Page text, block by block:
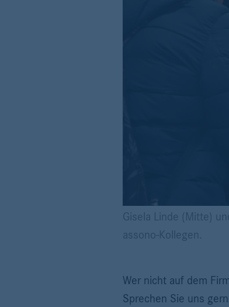
Gisela Linde (Mitte)
assono-Kollegen.
Wer nicht auf dem
Sprechen Sie uns